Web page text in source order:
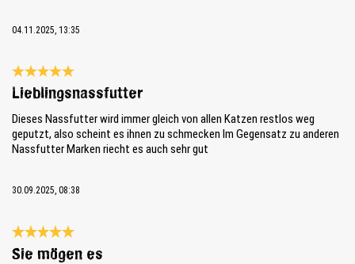
04.11.2025, 13:35
Bewertung mit 5 von 5 Sternen
Lieblingsnassfutter
Dieses Nassfutter wird immer gleich von allen Katzen restlos weg
geputzt, also scheint es ihnen zu schmecken Im Gegensatz zu anderen
Nassfutter Marken riecht es auch sehr gut
30.09.2025, 08:38
Bewertung mit 5 von 5 Sternen
Sie mögen es